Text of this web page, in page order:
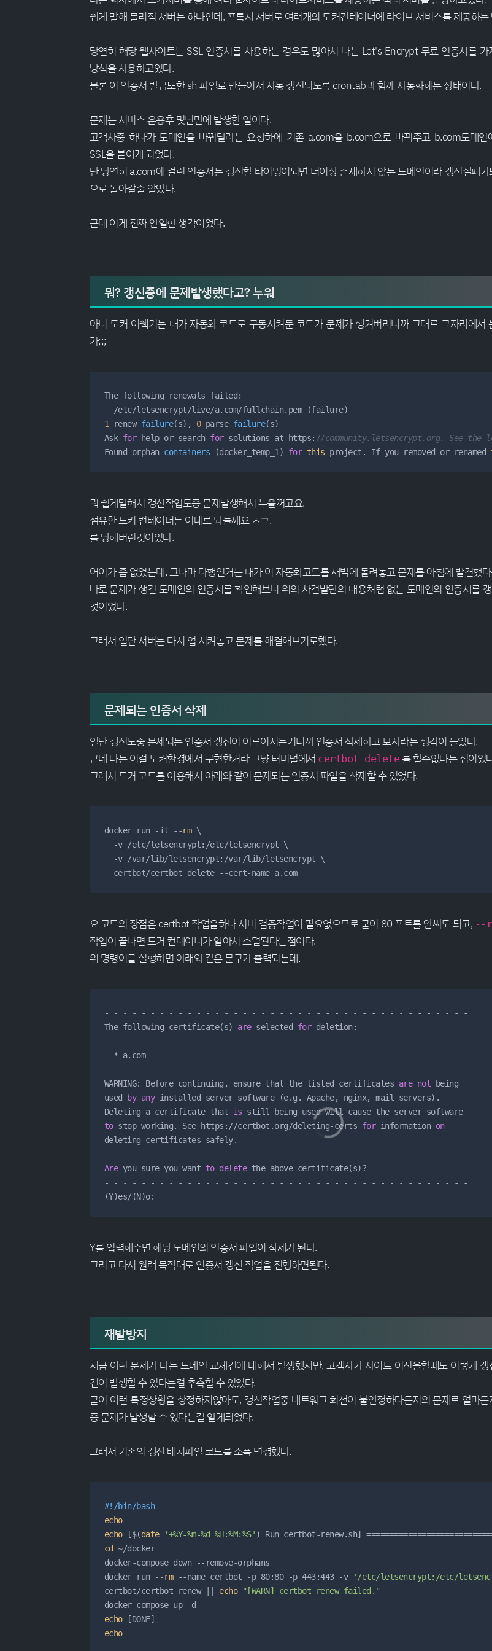
쉽게 말해 물리적 서버는 하나인데, 프록시 서버로 여러개의 도커컨테이너에 라이브 서비스를 제공하는
당연히 해당 웹사이트는 SSL 인증서를 사용하는 경우도 많아서 나는 Let's Encrypt 무료 인증서를 가
방식을 사용하고있다.
물론 이 인증서 발급또한 sh 파일로 만들어서 자동 갱신되도록 crontab과 함께 자동화해둔 상태이다.
문제는 서비스 운용후 몇년만에 발생한 일이다.
고객사중 하나가 도메인을 바꿔달라는 요청하에 기존 a.com을 b.com으로 바꿔주고 b.com도메인
SSL을 붙이게 되었다.
난 당연히 a.com에 걸린 인증서는 갱신할 타이밍이되면 더이상 존재하지 않는 도메인이라 갱신실패가
으로 돌아갈줄 알았다.
근데 이게 진짜 안일한 생각이었다.
뭐? 갱신중에 문제발생했다고? 누워
아니 도커 이쉑기는 내가 자동화 코드로 구동시켜둔 코드가 문제가 생겨버리니까 그대로 그자리에서
가;;;
The following renewals failed:
1 renew failure(s) , 0 parse failure(s)
Ask for help or search for solutions at https: //community.letsencrypt.org. See
Found orphan containers (docker_temp_1) for this project. If you removed or renamed
뭐 쉽게말해서 갱신작업도중 문제발생해서 누울꺼고요.
점유한 도커 컨테이너는 이대로 놔둘께요 ㅅㄱ.
를 당해버린것이었다.
어이가 좀 없었는데, 그나마 다행인거는 내가 이 자동화코드를 새벽에 돌려놓고 문제를 아침에 발견했
바로 문제가 생긴 도메인의 인증서를 확인해보니 위의 사건발단의 내용처럼 없는 도메인의 인증서를
것이었다.
그래서 일단 서버는 다시 업 시켜놓고 문제를 해결해보기로했다.
문제되는 인증서 삭제
일단 갱신도중 문제되는 인증서 갱신이 이루어지는거니까 인증서 삭제하고 보자라는 생각이 들었다.
근데 나는 이걸 도커환경에서 구현한거라 그냥 터미널에서 certbot delete를 할수없다는 점이었
그래서 도커 코드를 이용해서 아래와 같이 문제되는 인증서 파일을 삭제할 수 있었다.
docker run -it --rm \
  -v /etc/letsencrypt:/etc/letsencrypt \
  -v /var/lib/letsencrypt:/var/lib/letsencrypt \
  certbot/certbot delete --cert-name a.com
요 코드의 장점은 certbot 작업을하나 서버 검증작업이 필요없으므로 굳이 80 포트를 안써도 되고, --
작업이 끝나면 도커 컨테이너가 알아서 소멸된다는점이다.
위 명령어를 실행하면 아래와 같은 문구가 출력되는데,
- - - - - - - - - - - - - - - - - - - - - - - - - - - - - - - - - - - - - - -
-
The following certificate(s) are selected for deletion:
* a.com
WARNING: Before continuing, ensure that the listed certificates are not being
used
by any installed server software (e.g. Apache, nginx, mail servers).
Deleting a certificate that is
still being used will cause the server software
to stop working. See https: //certbot.org/deleting-certs for information on
deleting certificates safely.
Are you sure you want to delete
-
- - - - - - - - - - - - - - - - - - - - - - - - - - - - - - - - - - - - - -
-
(Y)es/ (N)o:
Y를 입력해주면 해당 도메인의 인증서 파일이 삭제가 된다.
그리고 다시 원래 목적대로 인증서 갱신 작업을 진행하면된다.
재발방지
지금 이런 문제가 나는 도메인 교체건에 대해서 발생했지만, 고객사가 사이트 이전을할때도 이렇게
건이 발생할 수 있다는걸 추측할 수 있었다.
굳이 이런 특정상황을 상정하지않아도, 갱신작업중 네트워크 회선이 불안정하다든지의 문제로 얼마든
중 문제가 발생할 수 있다는걸 알게되었다.
그래서 기존의 갱신 배치파일 코드를 소폭 변경했다.
#!/bin/bash
echo
echo [$(date '+%Y-%m-%d %H:%M:%S'
cd ~/docker
docker-compose down --remove-orphans
docker run --rm --name certbot -p 80:80 -p 443:443 -v '/etc/letsencrypt:/etc/
certbot/certbot renew || echo
"[WARN] certbot renew failed."
echo
[DONE] ========================================================================
echo